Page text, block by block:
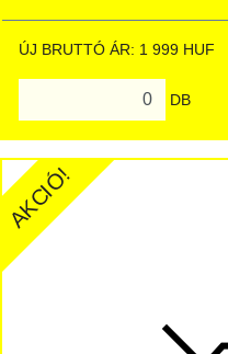
ÚJ BRUTTÓ ÁR: 1 999 HUF
DB